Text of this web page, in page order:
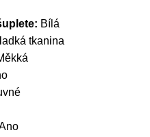
Bílá
tkanina